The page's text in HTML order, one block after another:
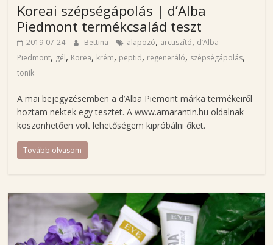
s
é
s
Koreai szépségápolás | d’Alba
Piedmont termékcsalád teszt
2019-07-24 Bettina alapozó, arctiszító, d’Alba
Piedmont, gél, Korea, krém, peptid, regeneráló, szépségápolás,
tonik
A mai bejegyzésemben a d’Alba Piemont márka termékeiről
hoztam nektek egy tesztet. A www.amarantin.hu oldalnak
köszönhetően volt lehetőségem kipróbálni őket.
Tovább olvasom